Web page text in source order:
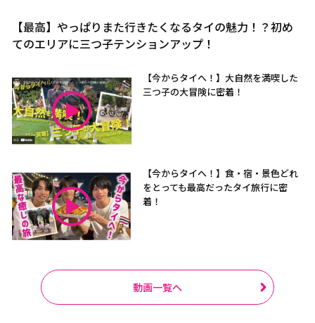
【最高】やっぱりまた行きたくなるタイの魅力！？初め
てのエリアに三つ子テンションアップ！
【今からタイへ！】大自然を満喫した
三つ子の大冒険に密着！
【今からタイへ！】食・宿・景色どれ
をとっても最高だったタイ旅行に密
着！
動画一覧へ